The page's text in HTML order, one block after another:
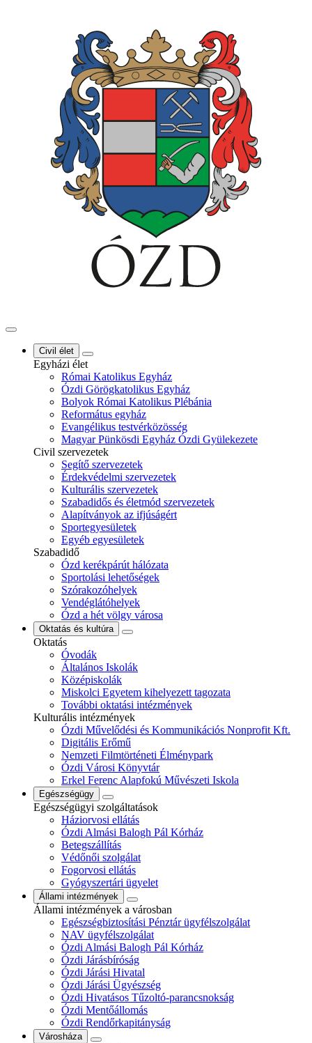
Civil élet
Egyházi élet
Római Katolikus Egyház
Ózdi Görögkatolikus Egyház
Bolyok Római Katolikus Plébánia
Református egyház
Evangélikus testvérközösség
Magyar Pünkösdi Egyház Ózdi Gyülekezete
Civil szervezetek
Segítő szervezetek
Érdekvédelmi szervezetek
Kulturális szervezetek
Szabadidős és életmód szervezetek
Alapítványok az ifjúságért
Sportegyesületek
Egyéb egyesületek
Szabadidő
Ózd kerékpárút hálózata
Sportolási lehetőségek
Szórakozóhelyek
Vendéglátóhelyek
Ózd a hét völgy városa
Oktatás és kultúra
Oktatás
Óvodák
Általános Iskolák
Középiskolák
Miskolci Egyetem kihelyezett tagozata
További oktatási intézmények
Kulturális intézmények
Ózdi Művelődési és Kommunikációs Nonprofit Kft.
Digitális Erőmű
Nemzeti Filmtörténeti Élménypark
Ózdi Városi Könyvtár
Erkel Ferenc Alapfokú Művészeti Iskola
Egészségügy
Egészségügyi szolgáltatások
Háziorvosi ellátás
Ózdi Almási Balogh Pál Kórház
Betegszállítás
Védőnői szolgálat
Fogorvosi ellátás
Gyógyszertári ügyelet
Állami intézmények
Állami intézmények a városban
Egészségbiztosítási Pénztár ügyfélszolgálat
NAV ügyfélszolgálat
Ózdi Almási Balogh Pál Kórház
Ózdi Járásbíróság
Ózdi Járási Hivatal
Ózdi Járási Ügyészség
Ózdi Hivatásos Tűzoltó-parancsnokság
Ózdi Mentőállomás
Ózdi Rendőrkapitányság
Városháza